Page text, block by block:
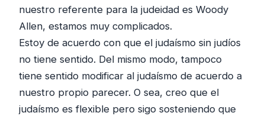
nuestro referente para la judeidad es Woody
Allen, estamos muy complicados.
Estoy de acuerdo con que el judaísmo sin judíos
no tiene sentido. Del mismo modo, tampoco
tiene sentido modificar al judaísmo de acuerdo a
nuestro propio parecer. O sea, creo que el
judaísmo es flexible pero sigo sosteniendo que